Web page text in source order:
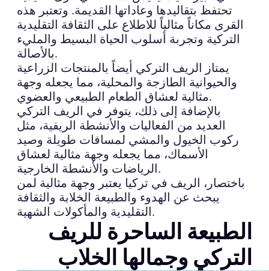
تحتفظ بتقاليدها وعاداتها القديمة. وتعتبر هذه
القرى مكاناً مثالياً للاطلاع على الثقافة التقليدية
التركية وتجربة أسلوب الحياة البسيط والمليء
بالأصالة.
يمتاز الريف التركي أيضاً بالمنتجات الزراعية
والحيوانية الطازجة والمحلية، مما يجعله وجهة
مثالية لعشاق الطعام الطبيعي والعضوي.
بالإضافة إلى ذلك، يتوفر في الريف التركي
العديد من الفعاليات والأنشطة الريفية، مثل
ركوب الخيول والمشي لمسافات طويلة وصيد
الأسماك، مما يجعله وجهة مثالية لعشاق
الرياضات والأنشطة الخارجية.
باختصار، الريف في تركيا يعتبر وجهة مثالية لمن
يبحث عن الهدوء والطبيعة الخلابة والثقافة
التقليدية والمأكولات الشهية.
الطبيعة الساحرة للريف
التركي وجمالها الخلاب